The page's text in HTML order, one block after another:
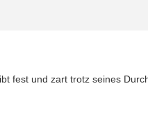
fest und zart trotz seines